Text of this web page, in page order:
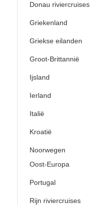
Donau riviercruises
Griekenland
Griekse eilanden
Groot-Brittannië
Ijsland
Ierland
Italië
Kroatië
Noorwegen
Oost-Europa
Portugal
Rijn riviercruises